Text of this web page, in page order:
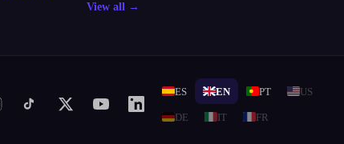
View all →
ES EN PT US
DE IT FR